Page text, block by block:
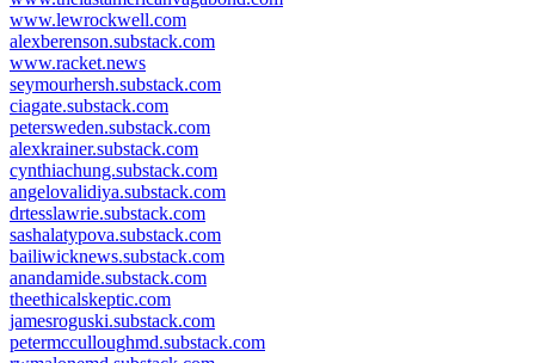
www.lewrockwell.com
alexberenson.substack.com
www.racket.news
seymourhersh.substack.com
ciagate.substack.com
petersweden.substack.com
alexkrainer.substack.com
cynthiachung.substack.com
angelovalidiya.substack.com
drtesslawrie.substack.com
sashalatypova.substack.com
bailiwicknews.substack.com
anandamide.substack.com
theethicalskeptic.com
jamesroguski.substack.com
petermcculloughmd.substack.com